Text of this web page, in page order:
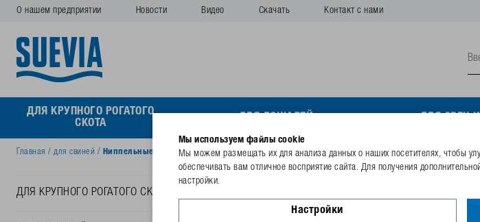
О нашем предприятии Новости Видео Скачать Контакт с нами
ДЛЯ КРУПНОГО РОГАТОГО
СКОТА
Главная / для свиней / Ниппельные поилки для поросят
ДЛЯ КРУПНОГО РОГАТОГО СКОТА
Мы используем файлы cookie
Мы можем размещать их для анализа данных о наших посетителях, чтобы
обеспечивать вам отличное восприятие сайта. Для получения
настройки.
Настройки